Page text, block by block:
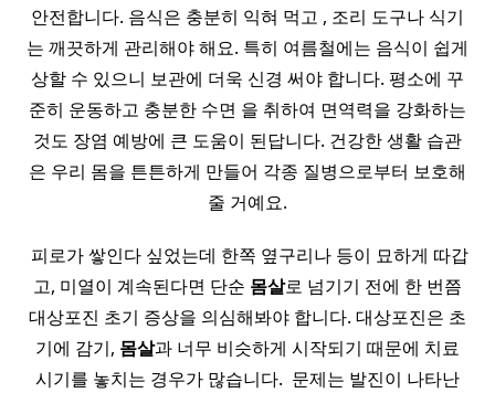
안전합니다. 음식은 충분히 익혀 먹고 , 조리 도구나 식기
는 깨끗하게 관리해야 해요. 특히 여름철에는 음식이 쉽게
상할 수 있으니 보관에 더욱 신경 써야 합니다. 평소에 꾸
준히 운동하고 충분한 수면 을 취하여 면역력을 강화하는
것도 장염 예방에 큰 도움이 된답니다. 건강한 생활 습관
은 우리 몸을 튼튼하게 만들어 각종 질병으로부터 보호해
줄 거예요.
​ 피로가 쌓인다 싶었는데 한쪽 옆구리나 등이 묘하게 따갑
고, 미열이 계속된다면 단순 몸살로 넘기기 전에 한 번쯤
대상포진 초기 증상을 의심해봐야 합니다. 대상포진은 초
기에 감기, 몸살과 너무 비슷하게 시작되기 때문에 치료
시기를 놓치는 경우가 많습니다. ​ 문제는 발진이 나타난